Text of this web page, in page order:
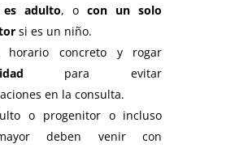
adulto, ocon un solo
si es un niño.
horario concreto y rogar
para evitar
en la consulta.
o progenitor o incluso
deben venir con